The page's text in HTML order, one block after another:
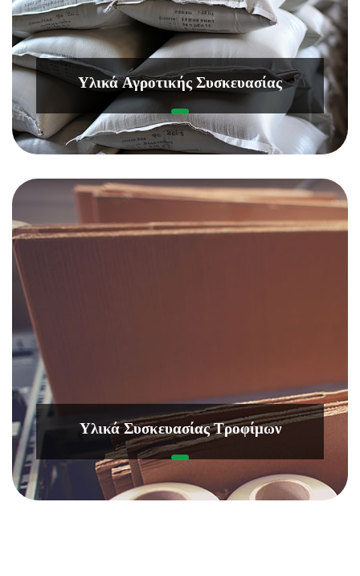
Υλικά Αγροτικής Συσκευασίας
Υλικά Συσκευασίας Τροφίμων